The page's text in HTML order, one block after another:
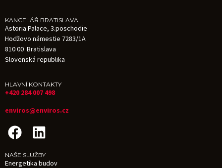
KANCELÁŘ BRATISLAVA
Astoria Palace, 3.poschodie
Hodžovo námestie 7283/1A
810 00 Bratislava
Slovenská republika
HLAVNÍ KONTAKTY
+420 284 007 498
enviros@enviros.cz
NAŠE SLUŽBY
Energetika budov